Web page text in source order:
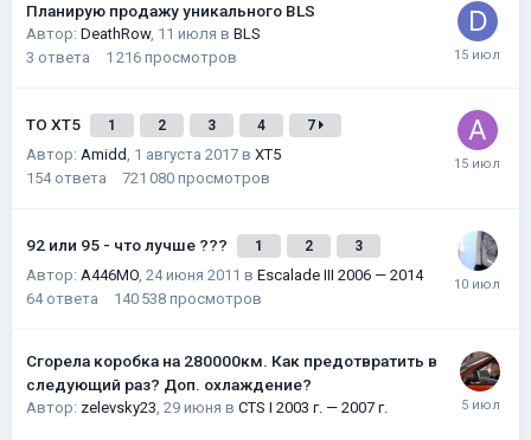
Планирую продажу уникального BLS
Автор: DeathRow, 11 июля в BLS
3 ответа 1 216 просмотров
ТО XT5 1 2 3 4 7
Автор: Amidd, 1 августа 2017 в XT5
154 ответа 721 080 просмотров
92 или 95 - что лучше ??? 1 2 3
Автор: A446MO, 24 июня 2011 в Escalade III 2006 — 2014
64 ответа 140 538 просмотров
Сгорела коробка на 280000км. Как предотвратить в
следующий раз? Доп. охлаждение?
Автор: zelevsky23, 29 июня в CTS I 2003 г. — 2007 г.